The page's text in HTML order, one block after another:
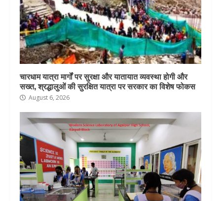
चारधाम यात्रा मार्गों पर सुरक्षा और यातायात व्यवस्था होगी और
सख्त, श्रद्धालुओं की सुरक्षित यात्रा पर सरकार का विशेष फोकस
August 6, 2026